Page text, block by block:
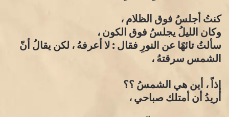
كنتُ أجلسُ فوق الظلام ،
وكان الليلُ يجلسُ فوق الكون ،
سألتُ تائهًا عن النورِ فقال : لا أعرفهُ ، لكن يقالُ أنّ
الشمس سرقتهُ ،
إذاّ ، أين هي الشمسُ ؟؟
أريدُ أن أمتلك صباحي ،